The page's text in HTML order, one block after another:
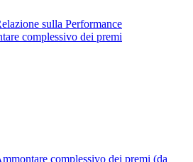
sulla Performance
complessivo dei premi
complessivo dei premi (da